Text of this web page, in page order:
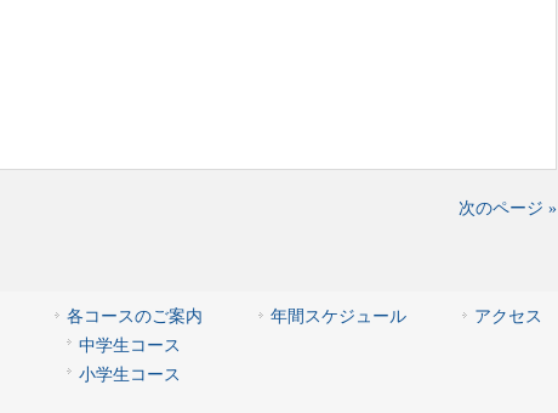
次のページ »
各コースのご案内
中学生コース
小学生コース
年間スケジュール アクセス